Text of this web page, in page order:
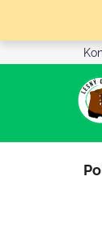
obsah